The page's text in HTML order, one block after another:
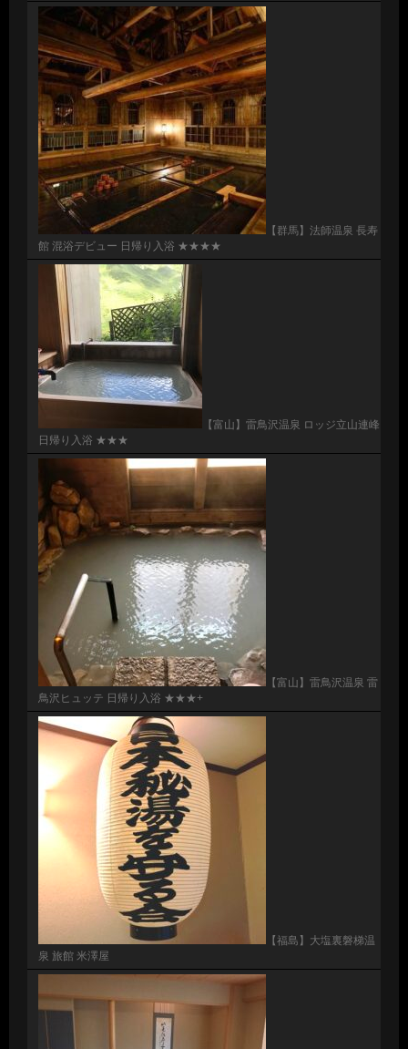
【群馬】法師温泉 長寿
館 混浴デビュー 日帰り入浴 ★★★★
【富山】雷鳥沢温泉 ロッジ立山連峰
日帰り入浴 ★★★
【富山】雷鳥沢温泉 雷
鳥沢ヒュッテ 日帰り入浴 ★★★+
【福島】大塩裏磐梯温
泉 旅館 米澤屋